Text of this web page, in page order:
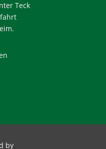
Teck
by